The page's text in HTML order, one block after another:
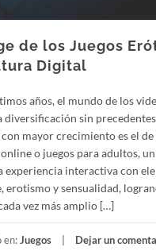
de los Juegos
Digital
años, el mundo de los
diversificación sin
mayor crecimiento es el
o juegos para adultos,
experiencia interactiva con
erotismo y sensualidad,
vez más amplio […]
en:Juegos Dejar un